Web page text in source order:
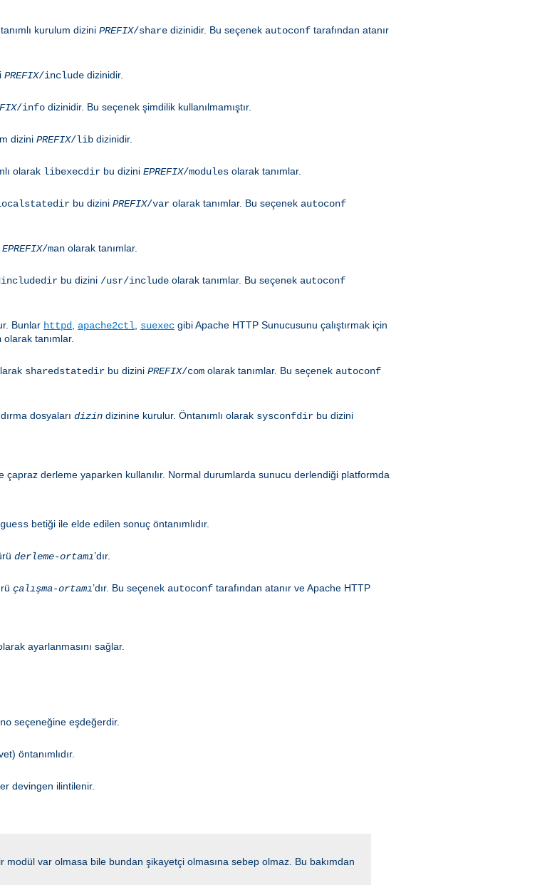
kurulum dizini PREFIX/share dizinidir. Bu seçenek autoconf tarafından atanır
PREFIX/include dizinidir.
/info dizinidir. Bu seçenek şimdilik kullanılmamıştır.
dizini PREFIX/lib dizinidir.
olarak libexecdir bu dizini EPREFIX/modules olarak tanımlar.
bu dizini PREFIX/var olarak tanımlar. Bu seçenek autoconf
EPREFIX/man olarak tanımlar.
bu dizini /usr/include olarak tanımlar. Bu seçenek autoconf
Bunlar httpd apache2ctl suexec gibi Apache HTTP Sunucusunu çalıştırmak için
olarak tanımlar.
sharedstatedir bu dizini PREFIX/com olarak tanımlar. Bu seçenek autoconf
dosyaları dizin dizinine kurulur. Öntanımlı olarak sysconfdir bu dizini
derleme yaparken kullanılır. Normal durumlarda sunucu derlendiği platformda
betiği ile elde edilen sonuç öntanımlıdır.
derleme-ortamı’dır.
çalışma-ortamı’dır. Bu seçenek autoconf tarafından atanır ve Apache HTTP
ayarlanmasını sağlar.
seçeneğine eşdeğerdir.
öntanımlıdır.
devingen ilintilenir.
modül var olmasa bile bundan şikayetçi olmasına sebep olmaz. Bu bakımdan